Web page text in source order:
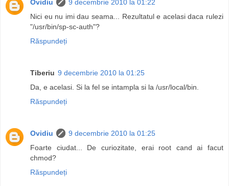
Ovidiu
9 decembrie 2010 la 01:22
Nici eu nu imi dau seama... Rezultatul e acelasi daca rulezi
"/usr/bin/sp-sc-auth"?
Răspundeți
Tiberiu 9 decembrie 2010 la 01:25
Da, e acelasi. Si la fel se intampla si la /usr/local/bin.
Răspundeți
Ovidiu
9 decembrie 2010 la 01:25
Foarte ciudat... De curiozitate, erai root cand ai facut
chmod?
Răspundeți